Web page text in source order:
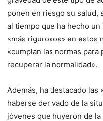
ponen en riesgo su salud,
al tiempo que ha hecho
«más rigurosos» en estos
«cumplan las normas
recuperar la normalidad».
Además, ha destacado las
haberse derivado de la
jóvenes que huyeron de